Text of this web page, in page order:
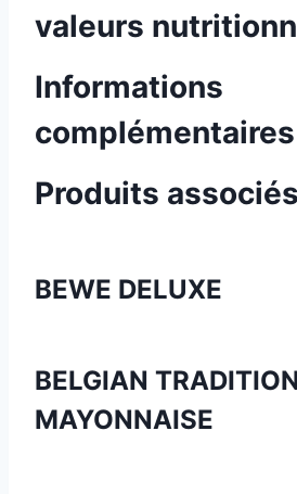
valeurs
Informations
complémentaires
Produits associés
BEWE DELUXE
BELGIAN
MAYONNAISE